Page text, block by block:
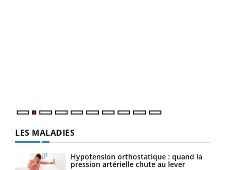
LES MALADIES
Hypotension orthostatique : quand la
pression artérielle chute au lever